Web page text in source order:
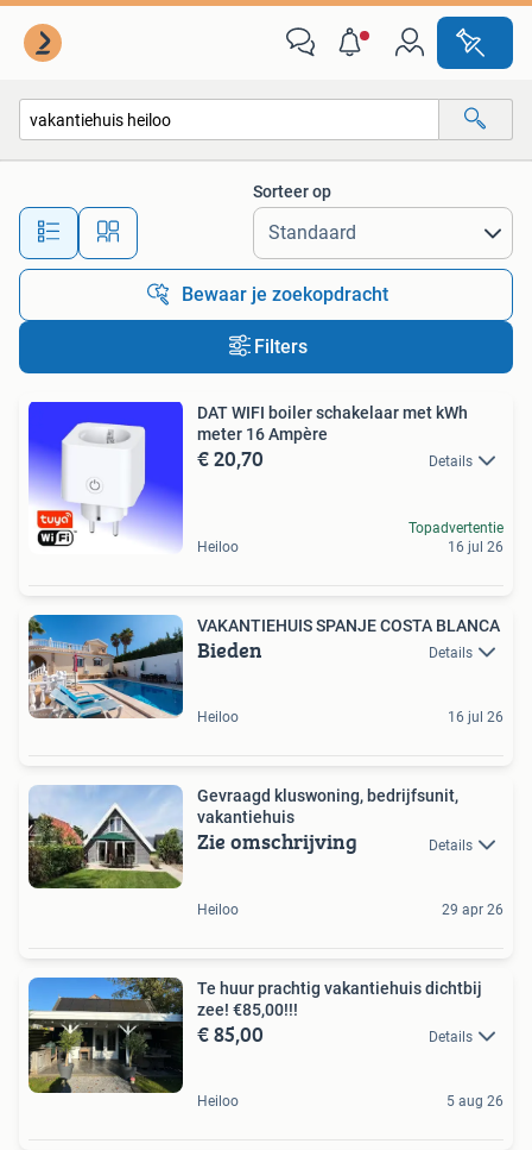
Alle afstanden…
Sorteer op
Bewaar je zoekopdracht
Filters
DAT WIFI boiler schakelaar met kWh
meter 16 Ampère
€ 20,70 Details
Heiloo
Topadvertentie
16 jul 26
VAKANTIEHUIS SPANJE COSTA BLANCA
Bieden Details
Heiloo 16 jul 26
Gevraagd kluswoning, bedrijfsunit,
vakantiehuis
Zie omschrijving Details
Heiloo 29 apr 26
Te huur prachtig vakantiehuis dichtbij
zee! €85,00!!!
€ 85,00 Details
Heiloo 5 aug 26